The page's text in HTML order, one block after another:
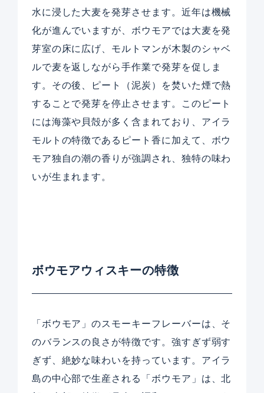
水に浸した大麦を発芽させます。近年は機械
化が進んでいますが、ボウモアでは大麦を発
芽室の床に広げ、モルトマンが木製のシャベ
ルで麦を返しながら手作業で発芽を促しま
す。その後、ピート（泥炭）を焚いた煙で熱
することで発芽を停止させます。このピート
には海藻や貝殻が多く含まれており、アイラ
モルトの特徴であるピート香に加えて、ボウ
モア独自の潮の香りが強調され、独特の味わ
いが生まれます。
ボウモアウィスキーの特徴
「ボウモア」のスモーキーフレーバーは、そ
のバランスの良さが特徴です。強すぎず弱す
ぎず、絶妙な味わいを持っています。アイラ
島の中心部で生産される「ボウモア」は、北